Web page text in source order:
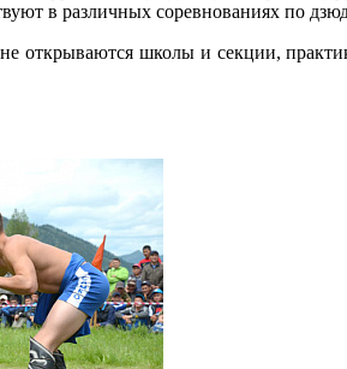
в различных соревнованиях по
открываются школы и секции,